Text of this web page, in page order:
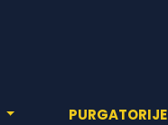
PURGATORIJE